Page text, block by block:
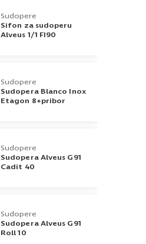
Sudopere
Sifon za sudoperu
Alveus 1/1 FI90
Sudopere
Sudopera Blanco Inox
Etagon 8+pribor
Sudopere
Sudopera Alveus G91
Cadit 40
Sudopere
Sudopera Alveus G91
Roll 10